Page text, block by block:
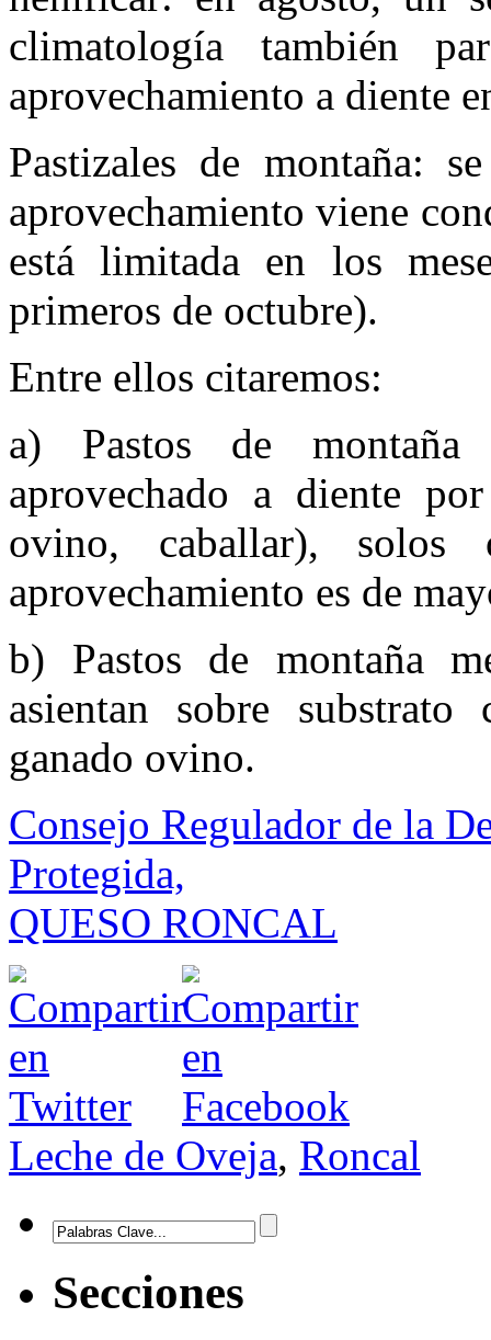
climatología también
aprovechamiento a diente
Pastizales de montaña:
aprovechamiento viene
está limitada en los
primeros de octubre).
Entre ellos citaremos:
a) Pastos de montaña
aprovechado a diente
ovino, caballar),
aprovechamiento es de
b) Pastos de montaña
asientan sobre
ganado ovino.
Consejo Regulador de la
Protegida,
QUESO RONCAL
Leche de Oveja, Roncal
Secciones